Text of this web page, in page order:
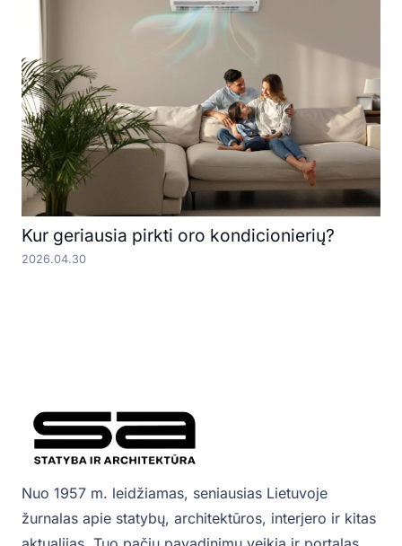
Kur geriausia pirkti oro kondicionierių?
2026.04.30
Nuo 1957 m. leidžiamas, seniausias Lietuvoje
žurnalas apie statybų, architektūros, interjero ir kitas